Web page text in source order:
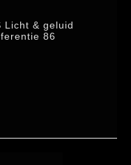
Licht & geluid
86